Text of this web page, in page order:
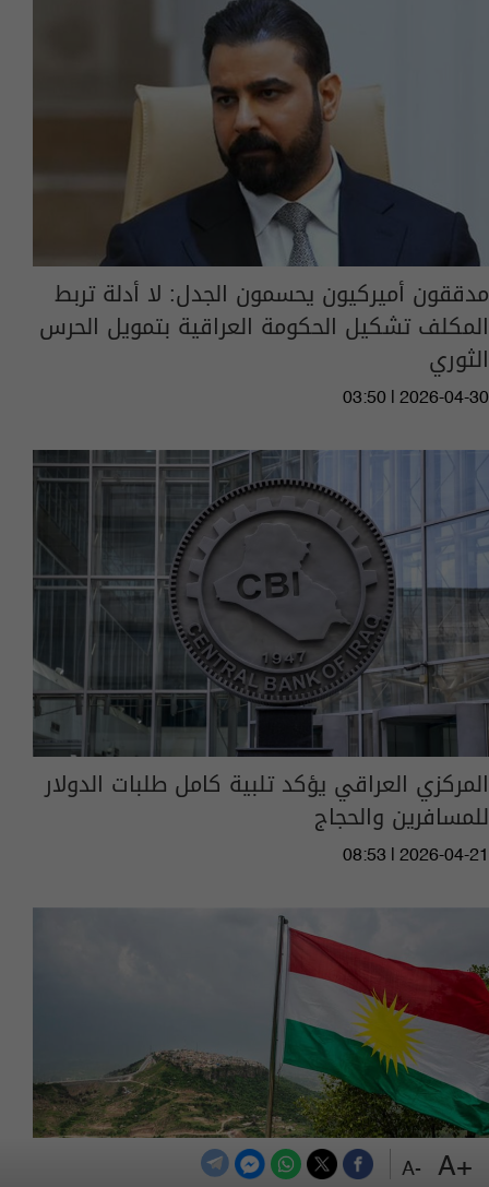
+A
-A
مدققون أميركيون يحسمون الجدل: لا أدلة تربط
المكلف تشكيل الحكومة العراقية بتمويل الحرس
الثوري
03:50 | 2026-04-30
المركزي العراقي يؤكد تلبية كامل طلبات الدولار
للمسافرين والحجاج
08:53 | 2026-04-21